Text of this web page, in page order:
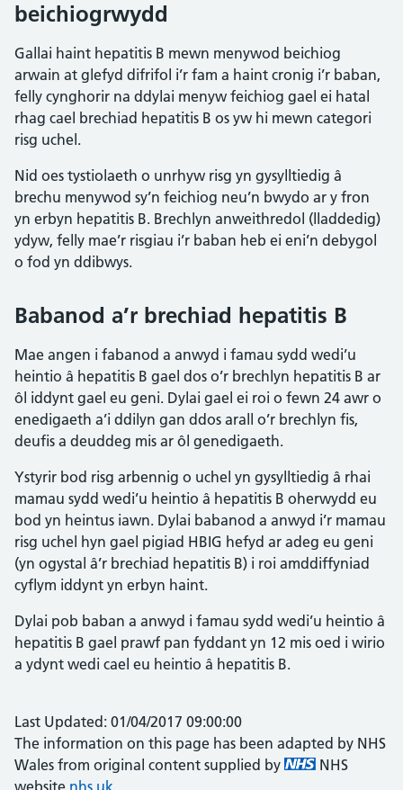
beichiogrwydd
Gallai haint hepatitis B mewn menywod beichiog
arwain at glefyd difrifol i’r fam a haint cronig i’r baban,
felly cynghorir na ddylai menyw feichiog gael ei hatal
rhag cael brechiad hepatitis B os yw hi mewn categori
risg uchel.
Nid oes tystiolaeth o unrhyw risg yn gysylltiedig â
brechu menywod sy’n feichiog neu’n bwydo ar y fron
yn erbyn hepatitis B. Brechlyn anweithredol (lladdedig)
ydyw, felly mae’r risgiau i’r baban heb ei eni’n debygol
o fod yn ddibwys.
Babanod a’r brechiad hepatitis B
Mae angen i fabanod a anwyd i famau sydd wedi’u
heintio â hepatitis B gael dos o’r brechlyn hepatitis B ar
ôl iddynt gael eu geni. Dylai gael ei roi o fewn 24 awr o
enedigaeth a’i ddilyn gan ddos arall o’r brechlyn fis,
deufis a deuddeg mis ar ôl genedigaeth.
Ystyrir bod risg arbennig o uchel yn gysylltiedig â rhai
mamau sydd wedi’u heintio â hepatitis B oherwydd eu
bod yn heintus iawn. Dylai babanod a anwyd i’r mamau
risg uchel hyn gael pigiad HBIG hefyd ar adeg eu geni
(yn ogystal â’r brechiad hepatitis B) i roi amddiffyniad
cyflym iddynt yn erbyn haint.
Dylai pob baban a anwyd i famau sydd wedi’u heintio â
hepatitis B gael prawf pan fyddant yn 12 mis oed i wirio
a ydynt wedi cael eu heintio â hepatitis B.
Last Updated: 01/04/2017 09:00:00
The information on this page has been adapted by NHS
Wales from original content supplied by
NHS
website nhs.uk